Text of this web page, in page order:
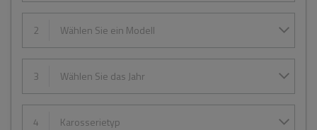
2 Wählen Sie ein Modell
3 Wählen Sie das Jahr
4 Karosserietyp